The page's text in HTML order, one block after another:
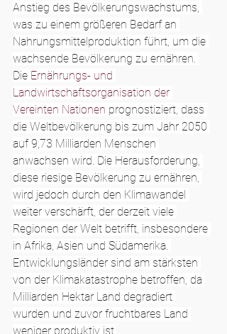
Anstieg des Bevölkerungswachstums,
was zu einem größeren Bedarf an
Nahrungsmittelproduktion führt, um die
wachsende Bevölkerung zu ernähren.
Die Ernährungs- und
Landwirtschaftsorganisation der
Vereinten Nationen prognostiziert, dass
die Weltbevölkerung bis zum Jahr 2050
auf 9,73 Milliarden Menschen
anwachsen wird. Die Herausforderung,
diese riesige Bevölkerung zu ernähren,
wird jedoch durch den Klimawandel
weiter verschärft, der derzeit viele
Regionen der Welt betrifft, insbesondere
in Afrika, Asien und Südamerika.
Entwicklungsländer sind am stärksten
von der Klimakatastrophe betroffen, da
Milliarden Hektar Land degradiert
wurden und zuvor fruchtbares Land
weniger produktiv ist.